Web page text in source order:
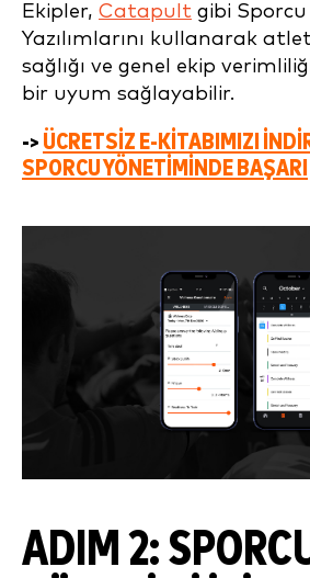
Ekipler, Catapult gibi
Yazılımlarını kullanarak
sağlığı ve genel ekip
bir uyum sağlayabilir.
-> ÜCRETSIZ E-KITABIMIZI
SPORCU YÖNETIMINDE BAŞARI
ADIM 2: